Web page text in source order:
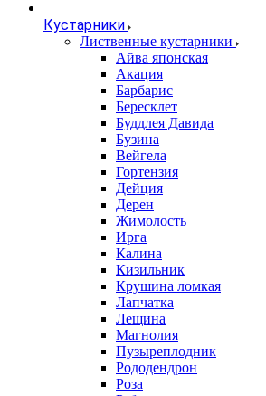
Кустарники
Лиственные кустарники
Айва японская
Акация
Барбарис
Бересклет
Буддлея Давида
Бузина
Вейгела
Гортензия
Дейция
Дерен
Жимолость
Ирга
Калина
Кизильник
Крушина ломкая
Лапчатка
Лещина
Магнолия
Пузыреплодник
Рододендрон
Роза